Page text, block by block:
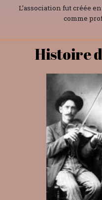
L’association fut créée
comme
Histoire